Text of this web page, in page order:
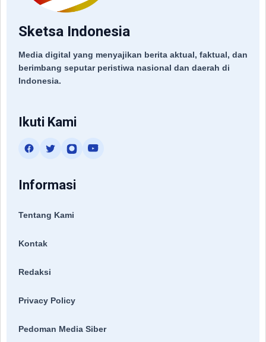
Sketsa Indonesia
Media digital yang menyajikan berita aktual, faktual, dan
berimbang seputar peristiwa nasional dan daerah di
Indonesia.
Ikuti Kami
Informasi
Tentang Kami
Kontak
Redaksi
Privacy Policy
Pedoman Media Siber